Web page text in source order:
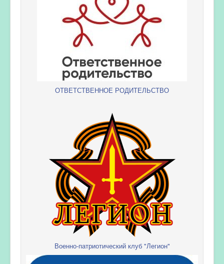
ОТВЕТСТВЕННОЕ РОДИТЕЛЬСТВО
Военно-патриотический клуб "Легион"